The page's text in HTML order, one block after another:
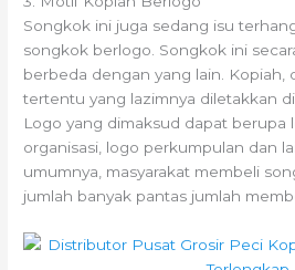
Songkok ini juga sedang isu
songkok berlogo. Songkok ini
berbeda dengan yang lain. Kopiah,
tertentu yang lazimnya diletakkan
Logo yang dimaksud dapat berupa
organisasi, logo perkumpulan dan
umumnya, masyarakat membeli
jumlah banyak pantas jumlah